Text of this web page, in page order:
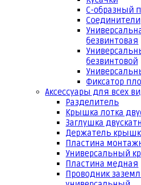
С-образный
Соединители
безвинтовая
безвинтовой
Фиксатор
Аксессуары для всех
Разделитель
Крышка лотка
Заглушка
Держатель
Пластина
Универсальный
Пластина медная
Проводник